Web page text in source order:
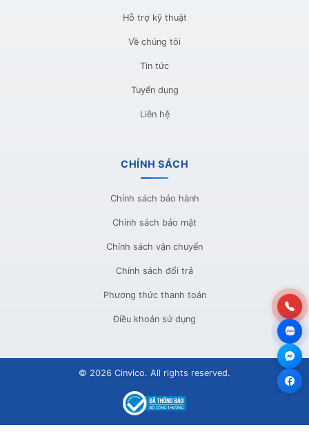
Hỗ trợ kỹ thuật
Về chúng tôi
Tin tức
Tuyển dụng
Liên hệ
CHÍNH SÁCH
Chính sách bảo hành
Chính sách bảo mật
Chính sách vận chuyển
Chính sách đổi trả
Phương thức thanh toán
Điều khoản sử dụng
© 2026 Cinvico. All rights reserved.